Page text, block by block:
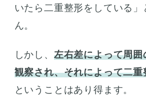
いたら二重整形をしている」
ん。
しかし、 左右差によって周
観察され、それによって二
ということはあり得ます。